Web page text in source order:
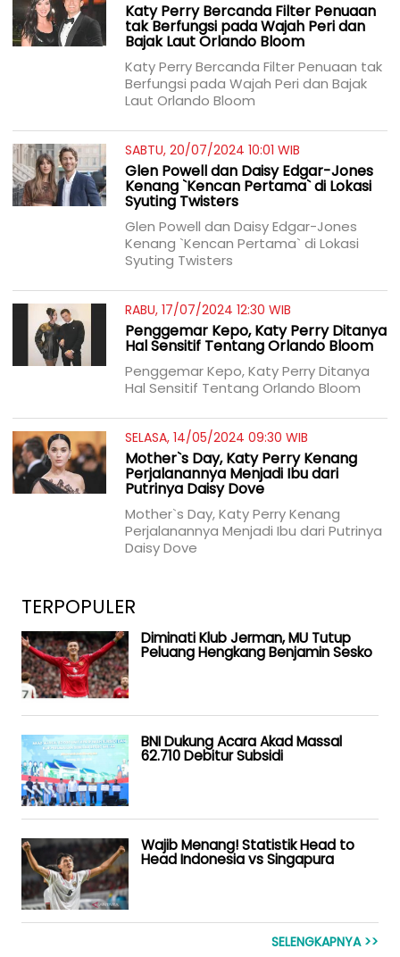
Katy Perry Bercanda Filter Penuaan
tak Berfungsi pada Wajah Peri dan
Bajak Laut Orlando Bloom
Katy Perry Bercanda Filter Penuaan tak
Berfungsi pada Wajah Peri dan Bajak
Laut Orlando Bloom
SABTU, 20/07/2024 10:01 WIB
Glen Powell dan Daisy Edgar-Jones
Kenang `Kencan Pertama` di Lokasi
Syuting Twisters
Glen Powell dan Daisy Edgar-Jones
Kenang `Kencan Pertama` di Lokasi
Syuting Twisters
RABU, 17/07/2024 12:30 WIB
Penggemar Kepo, Katy Perry Ditanya
Hal Sensitif Tentang Orlando Bloom
Penggemar Kepo, Katy Perry Ditanya
Hal Sensitif Tentang Orlando Bloom
SELASA, 14/05/2024 09:30 WIB
Mother`s Day, Katy Perry Kenang
Perjalanannya Menjadi Ibu dari
Putrinya Daisy Dove
Mother`s Day, Katy Perry Kenang
Perjalanannya Menjadi Ibu dari Putrinya
Daisy Dove
TERPOPULER
Diminati Klub Jerman, MU Tutup
Peluang Hengkang Benjamin Sesko
BNI Dukung Acara Akad Massal
62.710 Debitur Subsidi
Wajib Menang! Statistik Head to
Head Indonesia vs Singapura
SELENGKAPNYA >>